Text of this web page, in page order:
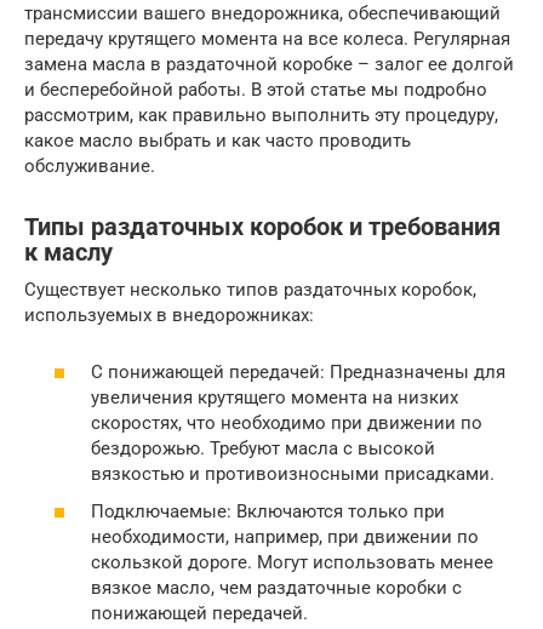
трансмиссии вашего внедорожника, обеспечивающий
передачу крутящего момента на все колеса. Регулярная
замена масла в раздаточной коробке – залог ее долгой
и бесперебойной работы. В этой статье мы подробно
рассмотрим, как правильно выполнить эту процедуру,
какое масло выбрать и как часто проводить
обслуживание.
Типы раздаточных коробок и требования
к маслу
Существует несколько типов раздаточных коробок,
используемых в внедорожниках:
С понижающей передачей: Предназначены для
увеличения крутящего момента на низких
скоростях, что необходимо при движении по
бездорожью. Требуют масла с высокой
вязкостью и противоизносными присадками.
Подключаемые: Включаются только при
необходимости, например, при движении по
скользкой дороге. Могут использовать менее
вязкое масло, чем раздаточные коробки с
понижающей передачей.